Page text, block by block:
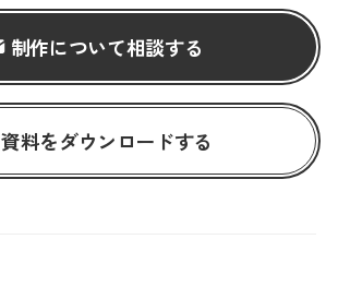
制作について相談する
資料をダウンロードする